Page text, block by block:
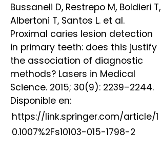
Bussaneli D, Restrepo M, Boldieri T,
Albertoni T, Santos L. et al.
Proximal caries lesion detection
in primary teeth: does this justify
the association of diagnostic
methods? Lasers in Medical
Science. 2015; 30(9): 2239–2244.
Disponible en:
https://link.springer.com/article/1
0.1007%2Fs10103-015-1798-2